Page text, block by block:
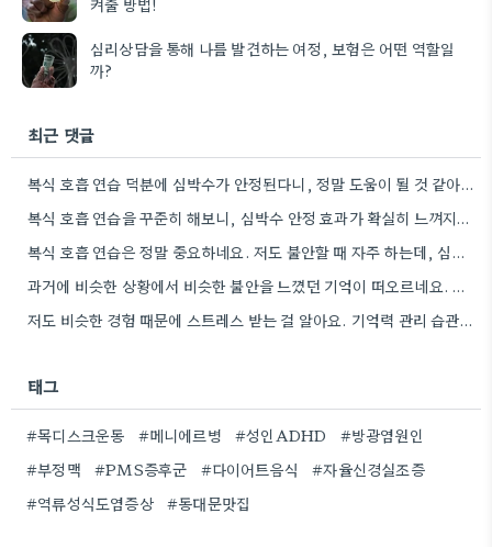
심리상담을 통해 나를 발견하는 여정, 보험은 어떤 역할일
까?
최근 댓글
복식 호흡 연습 덕분에 심박수가 안정된다니, 정말 도움이 될 것 같아요. 저는 스트레스 받을 때…
복식 호흡 연습을 꾸준히 해보니, 심박수 안정 효과가 확실히 느껴지네요. 저도 오늘부터 시작해야겠습니다.
복식 호흡 연습은 정말 중요하네요. 저도 불안할 때 자주 하는데, 심박수 안정 효과가 확실히 느껴져서…
과거에 비슷한 상황에서 비슷한 불안을 느꼈던 기억이 떠오르네요. 그 당시 경험을 제대로 정리하지 못해서인지, 지금도…
저도 비슷한 경험 때문에 스트레스 받는 걸 알아요. 기억력 관리 습관을 만들려고 노력하는 것도 좋지만,…
태그
#목디스크운동 #메니에르병 #성인ADHD
#방광염원인
#부정맥
#PMS증후군 #다이어트음식
#자율신경실조증
#역류성식도염증상
#동대문맛집